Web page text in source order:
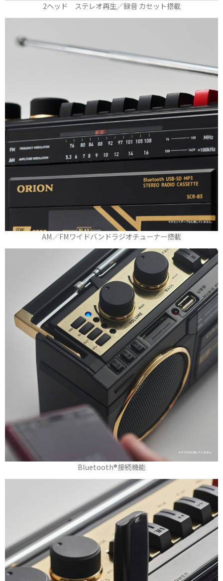
2ヘッド ステレオ再生／録音 カセット搭載
AM／FMワイドバンドラジオチューナー搭載
Bluetooth®接続機能